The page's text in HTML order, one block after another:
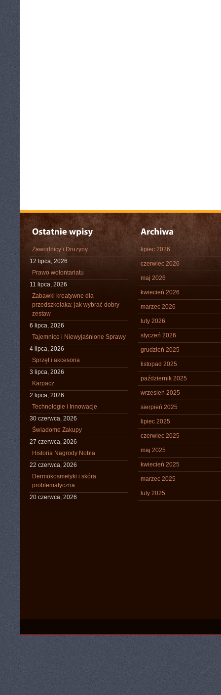
Zawodnicy i Drużyny
12 lipca, 2026
Prawo wolontariatu
11 lipca, 2026
Zabawki kreatywne dla
przedszkolaka: jak wybrać dobry
zestaw
6 lipca, 2026
Tajemnice i Niewyjaśnione Sprawy
4 lipca, 2026
Sprzęt i akcesoria
3 lipca, 2026
Karpacz
2 lipca, 2026
Technologie i Innowacje
30 czerwca, 2026
Świadome Zakupy
27 czerwca, 2026
Historia Nagrody Nobla
22 czerwca, 2026
Dermokosmetyki i skóra
problematyczna
20 czerwca, 2026
lipiec 2026
czerwiec 2026
maj 2026
kwiecień 2026
marzec 2026
luty 2026
styczeń 2026
grudzień 2025
listopad 2025
październik 2025
wrzesień 2025
sierpień 2025
lipiec 2025
czerwiec 2025
maj 2025
kwiecień 2025
marzec 2025
luty 2025